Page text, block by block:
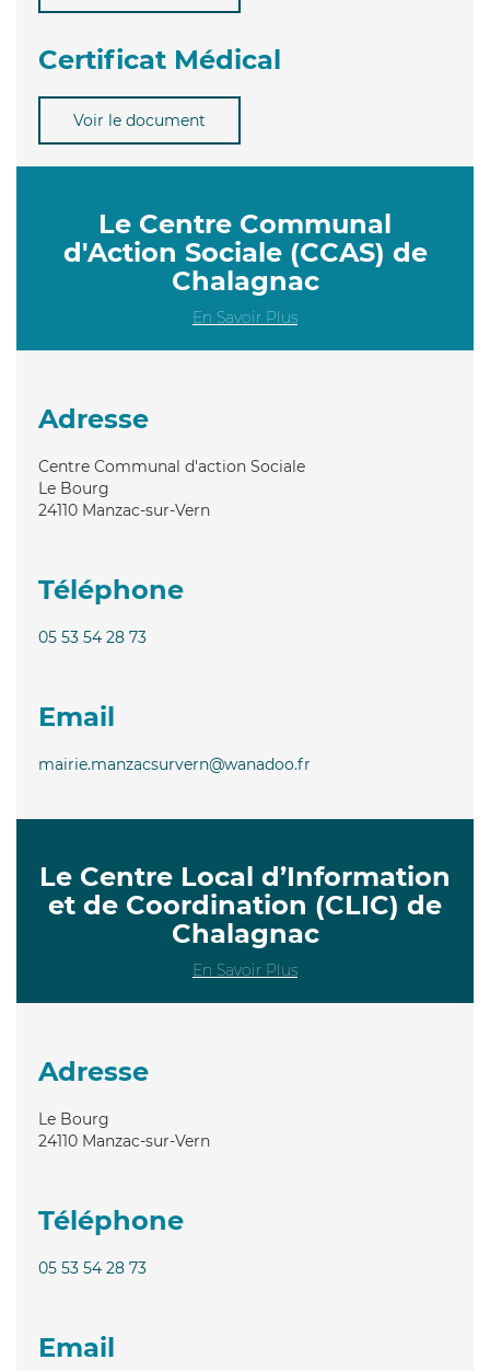
Certificat Médical
Voir le document
Le Centre Communal
d'Action Sociale (CCAS) de
Chalagnac
En Savoir Plus
Adresse
Centre Communal d'action Sociale
Le Bourg
24110 Manzac-sur-Vern
Téléphone
05 53 54 28 73
Email
mairie.manzacsurvern@wanadoo.fr
Le Centre Local d’Information
et de Coordination (CLIC) de
Chalagnac
En Savoir Plus
Adresse
Le Bourg
24110 Manzac-sur-Vern
Téléphone
05 53 54 28 73
Email